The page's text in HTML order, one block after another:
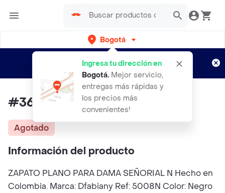
Bogotá
Ingresa tu dirección en
Bogotá. Mejor servicio,
entregas más rápidas y
los precios más
convenientes!
envíos gratis por semanas
Aplican TyC
#36 Zapato Cuero Dama
Agotado
Información del producto
ZAPATO PLANO PARA DAMA SEÑORIAL N Hecho en
Colombia. Marca: Dfabiany Ref: 5008N Color: Negro